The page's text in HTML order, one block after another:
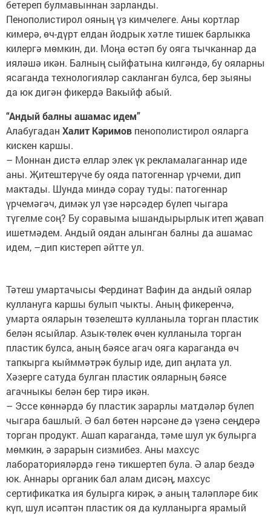
бетереп булмавыннан зарланды.
Пенополистирол ояның үз кимчелеге. Аны кортлар
кимерә, өч-дүрт елдан йодрык хәтле тишек барлыкка
килергә мөмкин, ди. Моңа өстәп бу ояга тычканнар да
ияләшә икән. Балның сыйфатына килгәндә, бу ояларны
ясаганда технологияләр сакланган булса, бер зыяны
да юк дигән фикердә Вакыйф абый.
“Андый балны ашамас идем”
Алабугадан Халит Кәримов пенополистирол ояларга
кискен каршы.
– Моннан дистә еллар элек үк рекламалаганнар иде
аны. Җитештерүче бу ояда патогеннар үрчеми, дип
мактады. Шунда миндә сорау туды: патогеннар
үрчемәгәч, димәк ул үзе нәрсәдер бүлеп чыгара
түгелме соң? Бу соравыма ышандырырлык итеп җавап
ишетмәдем. Андый оядан алынган балны да ашамас
идем, –дип кистереп әйтте ул.
Тәтеш умартачысы Фердинат Вафин да андый оялар
куллануга каршы булып чыкты. Аның фикеренчә,
умарта ояларын төзелештә кулланыла торган пластик
белән ясыйлар. Азык-төлек өчен кулланыла торган
пластик булса, аның бәясе агач ояга караганда өч
тапкырга кыйммәтрәк булыр иде, дип аңлата ул.
Хәзерге сатуда булган пластик ояларның бәясе
агачныкы белән бер тирә икән.
– Эссе көннәрдә бу пластик зарарлы матдәләр бүлеп
чыгара башлый. Ә бал бөтен нәрсәне дә үзенә сеңдерә
торган продукт. Ашап караганда, тәме шул ук булырга
мөмкин, ә зарарын сизмибез. Аны махсус
лабораторияләрдә генә тикшертеп була. Ә алар бездә
юк. Аннары органик бал алам дисәң, махсус
сертификатка ия булырга кирәк, ә аның таләпләре бик
күп, шул исәптән пластик оя да кулланырга ярамый